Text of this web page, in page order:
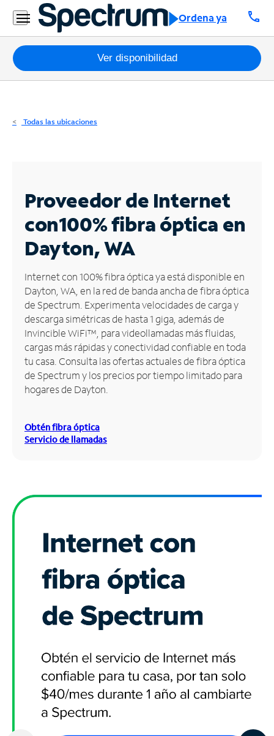
Ordena ya call
Residencial
Business
Paquetes
Internet
Business
Contáctanos
Inglés
Administrar
cuenta
Encuentra
una
tienda
Ver disponibilidad
Todas las ubicaciones
Proveedor de Internet
con100% fibra óptica en
Dayton, WA
Internet con 100% fibra óptica ya está disponible en
Dayton, WA, en la red de banda ancha de fibra óptica
de Spectrum. Experimenta velocidades de carga y
descarga simétricas de hasta 1 giga, además de
Invincible WiFi™, para videollamadas más fluidas,
cargas más rápidas y conectividad confiable en toda
tu casa. Consulta las ofertas actuales de fibra óptica
de Spectrum y los precios por tiempo limitado para
hogares de Dayton.
Obtén fibra óptica
Servicio de llamadas